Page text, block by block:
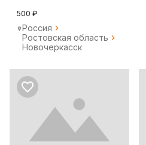
500 ₽
Россия
Ростовская область
Новочеркасск